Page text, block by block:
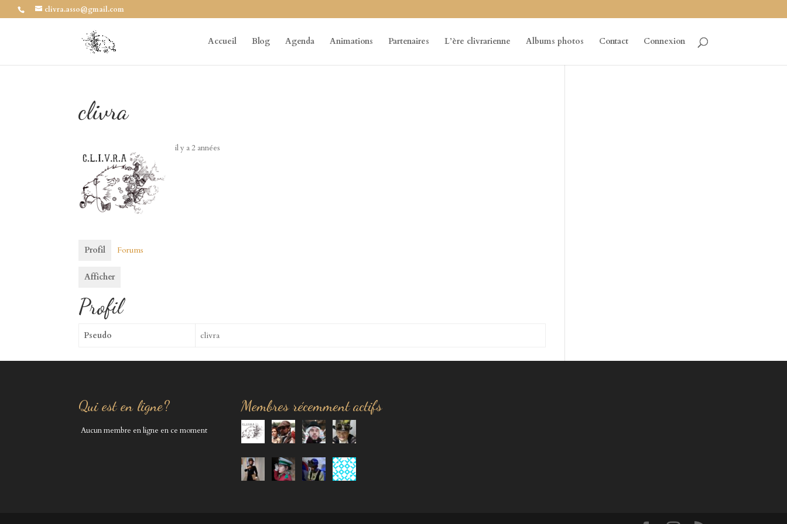
clivra.asso@gmail.com
Accueil Blog Agenda Animations Partenaires L’ère clivrarienne Albums photos Contact Connexion
clivra
il y a 2 années
Profil Forums
Afficher
Profil
Pseudo clivra
Qui est en ligne?
Aucun membre en ligne en ce moment
Membres récemment actifs